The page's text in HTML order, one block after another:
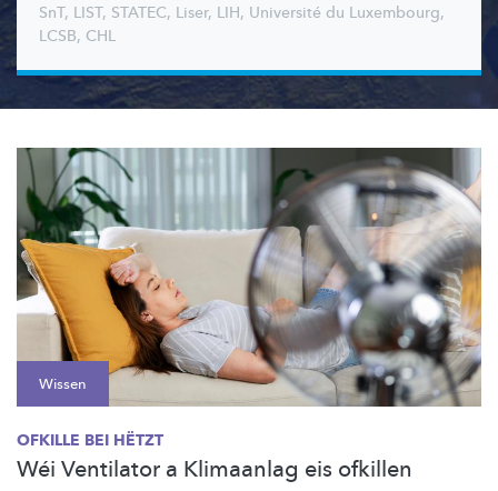
SnT, LIST, STATEC, Liser, LIH, Université du Luxembourg,
LCSB, CHL
Wissen
OFKILLE BEI HËTZT
Wéi Ventilator a Klimaanlag eis ofkillen